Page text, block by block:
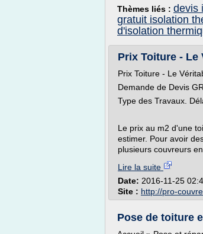
Thèmes liés : devis
gratuit isolation
d'isolation
Prix Toiture - Le
Prix Toiture - Le
Demande de Devis
Type des Travaux.
Le prix au m2 d'une
estimer. Pour avoir
plusieurs couvreurs
Lire la suite
Date: 2016-11-25
Site : http://pro-
Pose de toiture